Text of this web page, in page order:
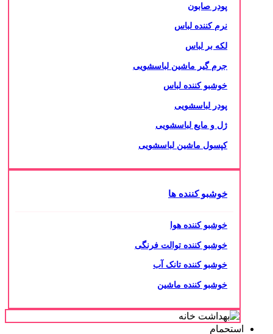
پودر صابون
نرم کننده لباس
لکه بر لباس
جرم گیر ماشین لباسشویی
خوشبو کننده لباس
پودر لباسشویی
ژل و مایع لباسشویی
کپسول ماشین لباسشویی
خوشبو کننده ها
خوشبو کننده هوا
خوشبو کننده توالت فرنگی
خوشبو کننده تانک آب
خوشبو کننده ماشین
استحمام